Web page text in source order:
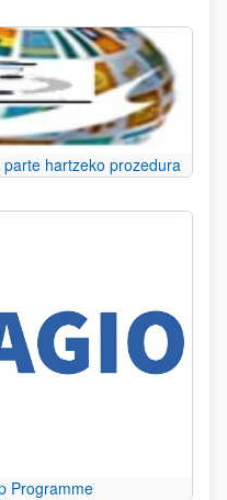
hartzeko prozedura
Programme